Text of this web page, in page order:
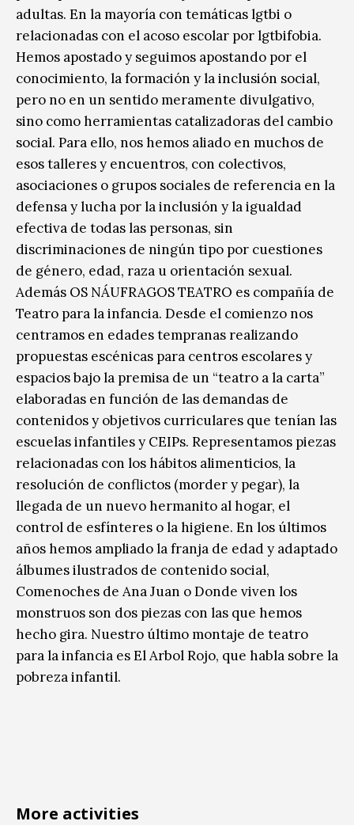
adultas. En la mayoría con temáticas lgtbi o
relacionadas con el acoso escolar por lgtbifobia.
Hemos apostado y seguimos apostando por el
conocimiento, la formación y la inclusión social,
pero no en un sentido meramente divulgativo,
sino como herramientas catalizadoras del cambio
social. Para ello, nos hemos aliado en muchos de
esos talleres y encuentros, con colectivos,
asociaciones o grupos sociales de referencia en la
defensa y lucha por la inclusión y la igualdad
efectiva de todas las personas, sin
discriminaciones de ningún tipo por cuestiones
de género, edad, raza u orientación sexual.
Además OS NÁUFRAGOS TEATRO es compañía de
Teatro para la infancia. Desde el comienzo nos
centramos en edades tempranas realizando
propuestas escénicas para centros escolares y
espacios bajo la premisa de un “teatro a la carta”
elaboradas en función de las demandas de
contenidos y objetivos curriculares que tenían las
escuelas infantiles y CEIPs. Representamos piezas
relacionadas con los hábitos alimenticios, la
resolución de conflictos (morder y pegar), la
llegada de un nuevo hermanito al hogar, el
control de esfínteres o la higiene. En los últimos
años hemos ampliado la franja de edad y adaptado
álbumes ilustrados de contenido social,
Comenoches de Ana Juan o Donde viven los
monstruos son dos piezas con las que hemos
hecho gira. Nuestro último montaje de teatro
para la infancia es El Arbol Rojo, que habla sobre la
pobreza infantil.
More activities